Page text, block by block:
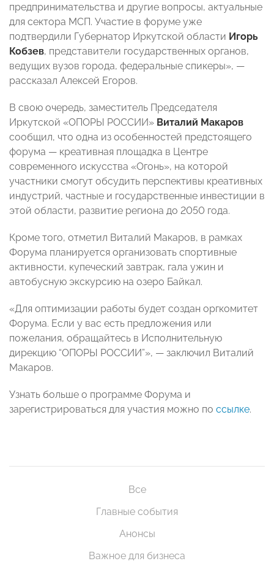
предпринимательства и другие вопросы, актуальные
для сектора МСП. Участие в форуме уже
подтвердили Губернатор Иркутской области Игорь
Кобзев, представители государственных органов,
ведущих вузов города, федеральные спикеры», —
рассказал Алексей Егоров.
В свою очередь, заместитель Председателя
Иркутской «ОПОРЫ РОССИИ» Виталий Макаров
сообщил, что одна из особенностей предстоящего
форума — креативная площадка в Центре
современного искусства «Огонь», на которой
участники смогут обсудить перспективы креативных
индустрий, частные и государственные инвестиции в
этой области, развитие региона до 2050 года.
Кроме того, отметил Виталий Макаров, в рамках
Форума планируется организовать спортивные
активности, купеческий завтрак, гала ужин и
автобусную экскурсию на озеро Байкал.
«Для оптимизации работы будет создан оргкомитет
Форума. Если у вас есть предложения или
пожелания, обращайтесь в Исполнительную
дирекцию “ОПОРЫ РОССИИ”», — заключил Виталий
Макаров.
Узнать больше о программе Форума и
зарегистрироваться для участия можно по ссылке.
Все
Главные события
Анонсы
Важное для бизнеса